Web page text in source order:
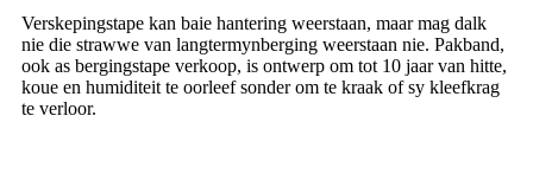
Verskepingstape kan baie hantering weerstaan, maar mag dalk
nie die strawwe van langtermynberging weerstaan ​​nie. Pakband,
ook as bergingstape verkoop, is ontwerp om tot 10 jaar van hitte,
koue en humiditeit te oorleef sonder om te kraak of sy kleefkrag
te verloor.